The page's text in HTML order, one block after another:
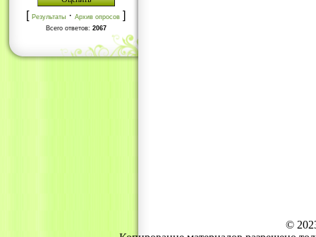
[ Результаты · Архив опросов ]
Всего ответов: 2067
©